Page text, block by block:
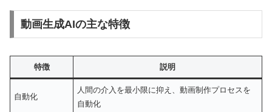
動画生成AIの主な特徴
特徴 説明
自動化
人間の介入を最小限に抑え、動画制作プロセスを
自動化